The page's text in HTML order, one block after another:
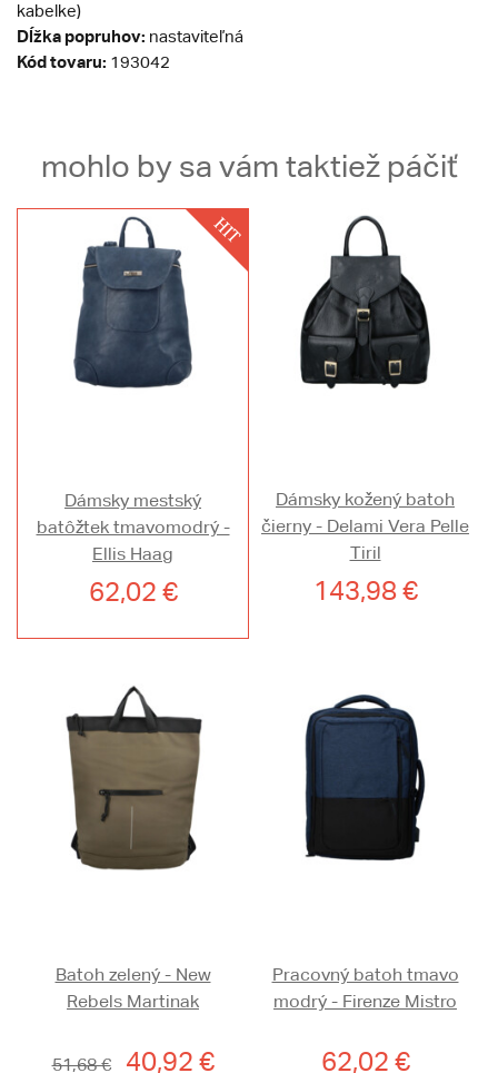
kabelke)
Dĺžka popruhov: nastaviteľná
Kód tovaru: 193042
mohlo by sa vám taktiež páčiť
Dámsky mestský
batôžtek tmavomodrý -
Ellis Haag
62,02 €
Dámsky kožený batoh
čierny - Delami Vera Pelle
Tiril
143,98 €
Batoh zelený - New
Rebels Martinak
51,68 € 40,92 €
Pracovný batoh tmavo
modrý - Firenze Mistro
62,02 €